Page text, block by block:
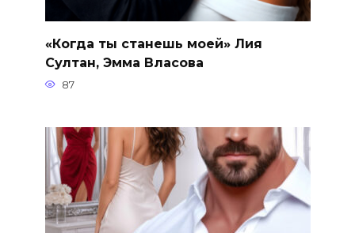
«Когда ты станешь моей» Лия
Султан, Эмма Власова
87